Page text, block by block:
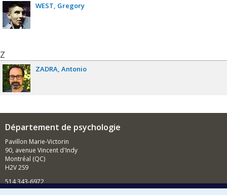
WEST Gregory
Z
ZADRA Antonio
Département de psychologie
Pavillon Marie-Victorin
90, avenue Vincent d'Indy
Montréal (QC)
H2V 2S9
514 343-6972